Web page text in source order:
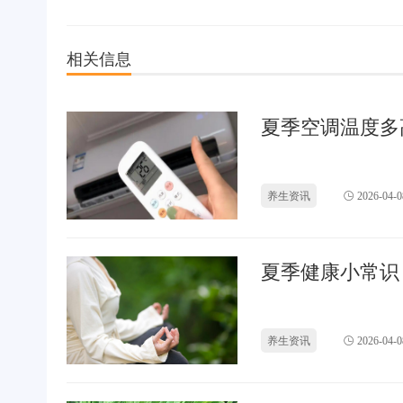
相关信息
夏季空调温度
养生资讯 2026-04-
夏季健康小常识
养生资讯 2026-04-